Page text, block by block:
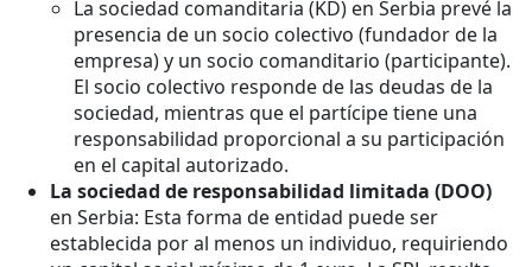
La sociedad comanditaria (KD) en Serbia prevé la
presencia de un socio colectivo (fundador de la
empresa) y un socio comanditario (participante).
El socio colectivo responde de las deudas de la
sociedad, mientras que el partícipe tiene una
responsabilidad proporcional a su participación
en el capital autorizado.
La sociedad de responsabilidad limitada (DOO)
en Serbia: Esta forma de entidad puede ser
establecida por al menos un individuo, requiriendo